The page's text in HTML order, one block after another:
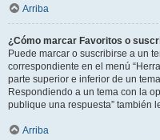
Arriba
¿Cómo marcar Favoritos o
Puede marcar o suscribirse a un
correspondiente en el menú
parte superior e inferior de un
Respondiendo a un tema con la
publique una respuesta” también
Arriba